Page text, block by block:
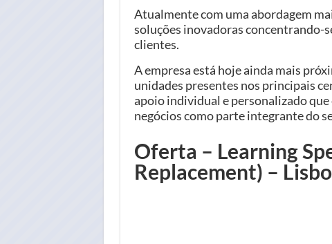
Atualmente com uma abordagem
soluções inovadoras concentrando-
clientes.
A empresa está hoje ainda mais
unidades presentes nos principais
apoio individual e personalizado
negócios como parte integrante do
Oferta – Learning
Replacement) –